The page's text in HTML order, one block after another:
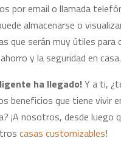
por email o llamada
almacenarse o
que serán muy útiles para
y la seguridad en casa.
ha llegado!Y a ti,
beneficios que tiene vivir
¡A nosotros, desde luego
casas customizables!